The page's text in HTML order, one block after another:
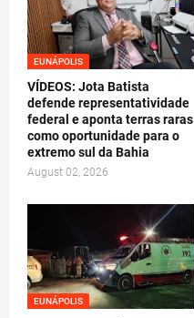
EUNÁPOLIS
VÍDEOS: Jota Batista
defende representatividade
federal e aponta terras raras
como oportunidade para o
extremo sul da Bahia
August 02, 2026
EUNÁPOLIS